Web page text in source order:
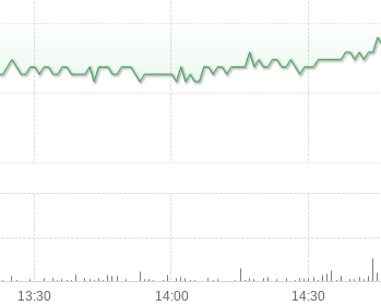
13:30 14:00 14:30